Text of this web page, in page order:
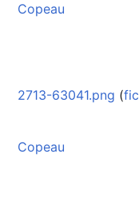
Copeau
2713-63041.png (
Copeau